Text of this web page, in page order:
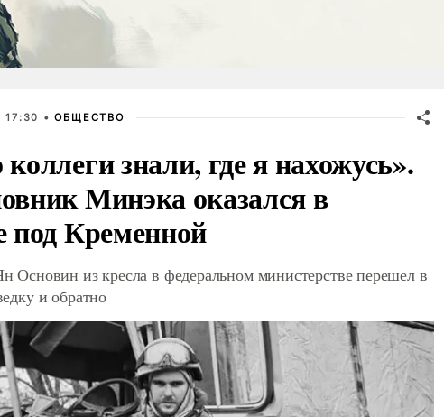
17:30 •ОБЩЕСТВО
знали, где я нахожусь».
Минэка оказался в
под Кременной
Основин из кресла в федеральном министерстве перешел в
и обратно